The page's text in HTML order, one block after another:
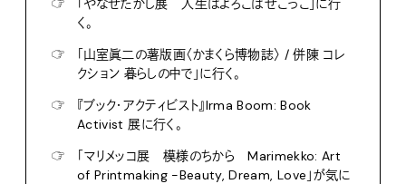
☞
「やなせたかし展 人生はよろこばせごっこ」に行
く。
☞
「山室眞二の薯版画〈かまくら博物誌〉 / 併陳 コレ
クション 暮らしの中で」に行く。
☞
『ブック・アクティビスト』Irma Boom: Book
Activist 展に行く。
☞
「マリメッコ展 模様のちから Marimekko: Art
of Printmaking -Beauty, Dream, Love」が気に